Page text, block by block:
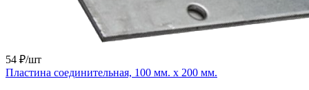
54 ₽/шт
Пластина соединительная, 100 мм. х 200 мм.